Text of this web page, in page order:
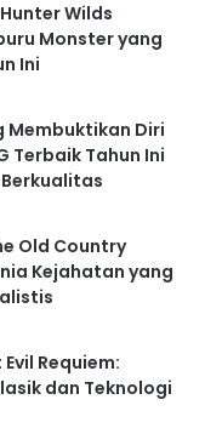
Wilds
Monster yang
Ini
Membuktikan Diri
Terbaik Tahun Ini
Old Country
Kejahatan yang
Requiem:
dan Teknologi